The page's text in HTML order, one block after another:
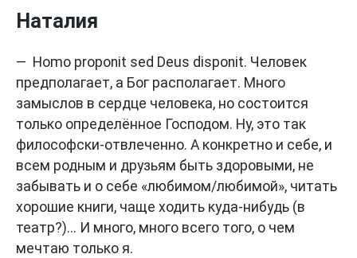
Наталия
— Homo proponit sed Deus disponit. Человек
предполагает, а Бог располагает. Много
замыслов в сердце человека, но состоится
только определённое Господом. Ну, это так
философски-отвлеченно. А конкретно и себе, и
всем родным и друзьям быть здоровыми, не
забывать и о себе «любимом/любимой», читать
хорошие книги, чаще ходить куда-нибудь (в
театр?)... И много, много всего того, о чем
мечтаю только я.